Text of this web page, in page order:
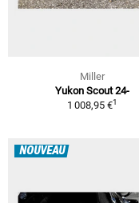
Miller
Yukon Scout 24-
1 008,95 €1
NOUVEAU